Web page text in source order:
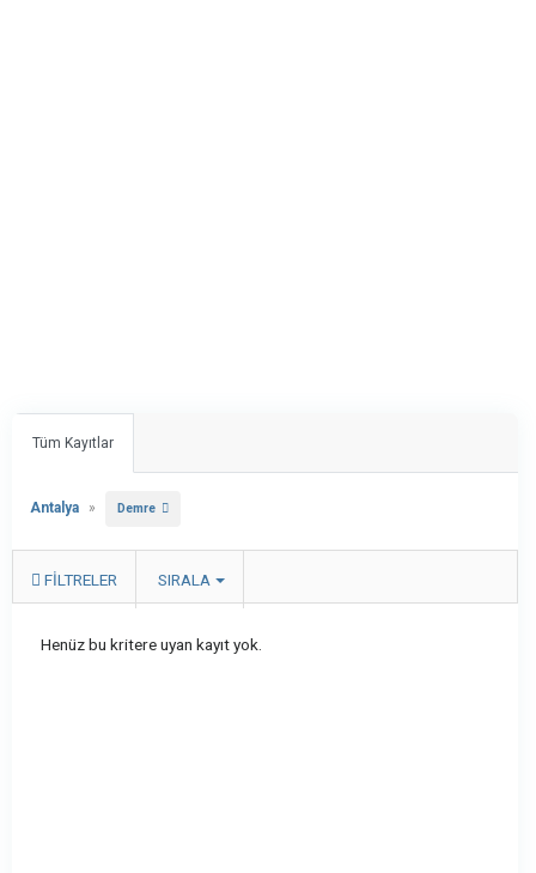
Tüm Kayıtlar
Antalya » Demre
FILTRELER SIRALA
Henüz bu kritere uyan kayıt yok.